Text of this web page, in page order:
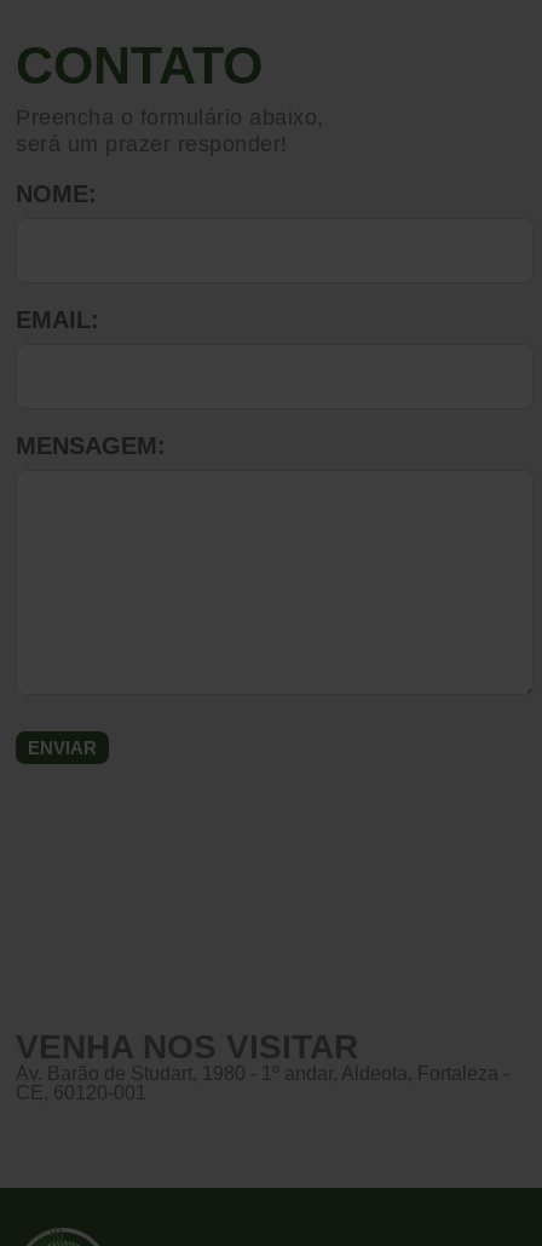
CONTATO
Preencha o formulário abaixo,
será um prazer responder!
NOME:
EMAIL:
MENSAGEM:
VENHA NOS VISITAR
Av. Barão de Studart, 1980 - 1º andar, Aldeota, Fortaleza -
CE, 60120-001